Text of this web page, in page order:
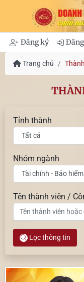
Đăng ký
Trang chủ
Tỉnh thành
Nhóm ngành
Tên thành viên /
Lọc thông tin